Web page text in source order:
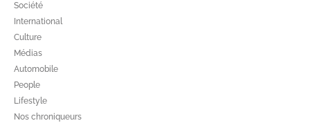
Société
International
Culture
Médias
Automobile
People
Lifestyle
Nos chroniqueurs